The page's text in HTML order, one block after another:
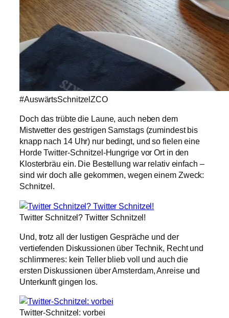
#AuswärtsSchnitzelZCO
Doch das trübte die Laune, auch neben dem
Mistwetter des gestrigen Samstags (zumindest bis
knapp nach 14 Uhr) nur bedingt, und so fielen eine
Horde Twitter-Schnitzel-Hungrige vor Ort in den
Klosterbräu ein. Die Bestellung war relativ einfach –
sind wir doch alle gekommen, wegen einem Zweck:
Schnitzel.
Twitter Schnitzel? Twitter Schnitzel!
Und, trotz all der lustigen Gespräche und der
vertiefenden Diskussionen über Technik, Recht und
schlimmeres: kein Teller blieb voll und auch die
ersten Diskussionen über Amsterdam, Anreise und
Unterkunft gingen los.
Twitter-Schnitzel: vorbei